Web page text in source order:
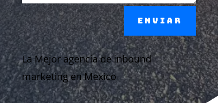
Enviar
La Mejor agencia de inbound
marketing en Mexico